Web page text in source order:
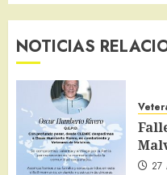
NOTICIAS
27